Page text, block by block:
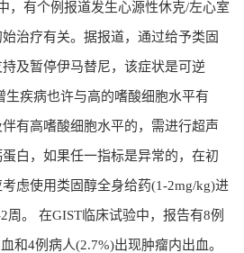
，有个例报道发生心源性休克/左心室
治疗有关。据报道，通过给予类固
及暂停伊马替尼，该症状是可逆
生疾病也许与高的嗜酸细胞水平有
有高嗜酸细胞水平的，需进行超声
白，如果任一指标是异常的，在初
虑使用类固醇全身给药(1-2mg/kg)进
周。 在GIST临床试验中，报告有8例
和4例病人(2.7%)出现肿瘤内出血。